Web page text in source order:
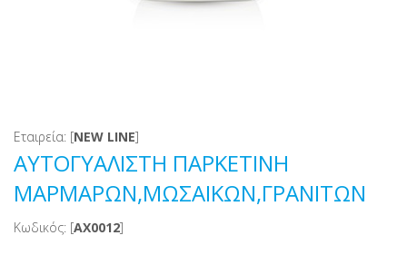
Εταιρεία: [NEW LINE]
ΑΥΤΟΓΥΑΛΙΣΤΗ ΠΑΡΚΕΤΙΝΗ
ΜΑΡΜΑΡΩΝ,ΜΩΣΑΙΚΩΝ,ΓΡΑΝΙΤΩΝ
Κωδικός: [ΑΧ0012]